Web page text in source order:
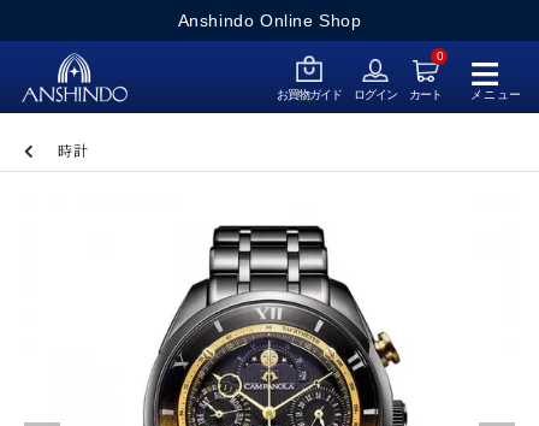
Anshindo Online Shop
≡
メニュー
お買物ガイド ログイン
0
カート
時計